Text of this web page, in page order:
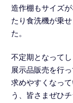
造作棚もサイズ
たり食洗機が乗
た。
不定期となって
展示品販売を行
求めやすくなっ
う、皆さまぜひ